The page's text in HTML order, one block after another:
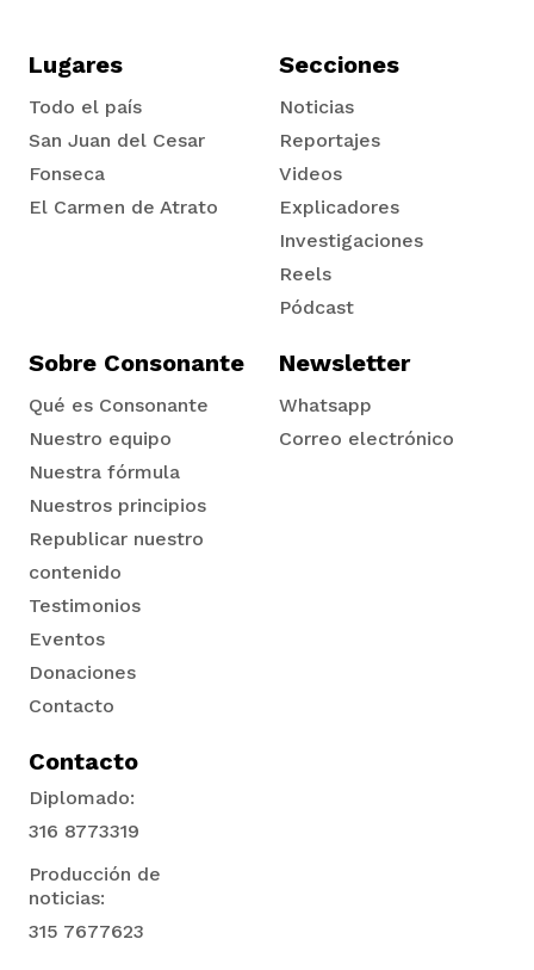
Lugares
Todo el país
San Juan del Cesar
Fonseca
El Carmen de Atrato
Secciones
Noticias
Reportajes
Videos
Explicadores
Investigaciones
Reels
Pódcast
Sobre Consonante
Qué es Consonante
Nuestro equipo
Nuestra fórmula
Nuestros principios
Republicar nuestro
contenido
Testimonios
Eventos
Donaciones
Contacto
Newsletter
Whatsapp
Correo electrónico
Contacto
Diplomado:
316 8773319
Producción de
noticias:
315 7677623